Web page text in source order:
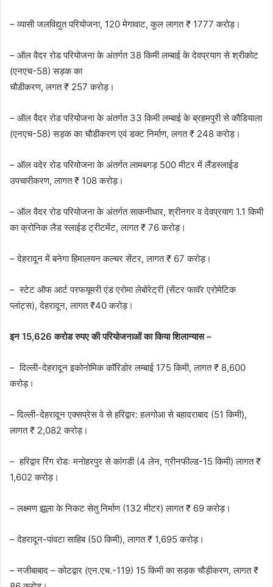
– व्यासी जलविद्युत परियोजना, 120 मेगावाट, कुल लागत ₹ 1777 करोड़।
– ऑल वैदर रोड परियोजना के अंतर्गत 38 किमी लम्बाई के देवप्रयाग से श्रीकोट
(एनएच-58) सड़क का
चौडीकरण, लगत ₹ 257 करोड़।
– ऑल वैदर रोड परियोजना के अंतर्गत 33 किमी लम्बाई के ब्रहमपुरी से कौडियाला
(एनएच-58) सड़क का चौडीकरण एवं डक्ट निर्माण, लगत ₹ 248 करोड़।
– ऑल वदेर रोड परियोजना के अंतर्गत लामबगड़ 500 मीटर में लैंडस्लाईड
उपचारीकरण, लागत ₹ 108 करोड़।
– ऑल वैदर रोड परियोजना के अंतर्गत साकनीधार, श्रीनगर व देवप्रयाग 1.1 किमी
का क्रोनिक लैड स्लाईड ट्रीटमेंट, लागत ₹ 76 करोड़।
– देहरादून में बनेगा हिमालयन कल्चर सेंटर, लागत ₹ 67 करोड़।
– स्टेट ऑफ आर्ट परफयूमरी एंड एरोमा लेबोरेट्री (सेंटर फावॅर एरोमेटिक
प्लांट्स), देहरादून, लागत ₹40 करोड़।
इन 15,626 करोड रुपए की परियोजनाओं का किया शिलान्यास –
– दिल्ली-देहरादून इकोनोमिक कॉरिडोर लम्बाई 175 किमी, लागत ₹ 8,600
करोड़।
– दिल्ली-देहरादून एक्सप्रेस वे से हरिद्वार: हलगोआ से बहादराबाद (51 किमी),
लागत ₹ 2,082 करोड़।
– हरिद्वार रिंग रोडः मनोहरपुर से कांगडी (4 लेन, ग्रीनफील्ड-15 किमी) लागत ₹
1,602 करोड़।
– लक्ष्मण झूला के निकट सेतु निर्माण (132 मीटर) लागत ₹ 69 करोड़।
– देहरादून-पांवटा साहिब (50 किमी), लागत ₹ 1,695 करोड़।
– नजीबाबाद – कोटद्वार (एन.एच.-119) 15 किमी का सड़क चौड़ीकरण, लागत ₹